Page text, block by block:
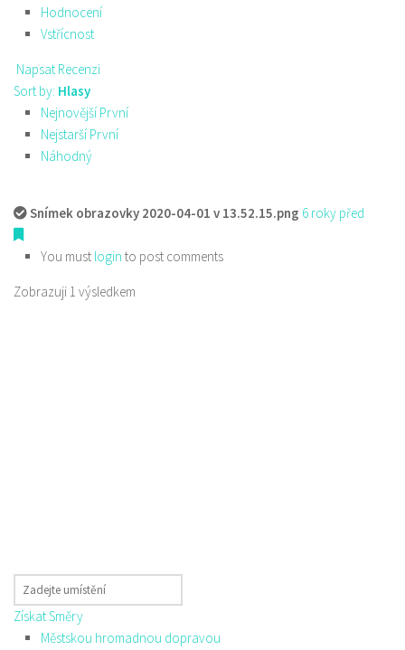
Hodnocení
Vstřícnost
Napsat Recenzi
Sort by: Hlasy
Nejnovější První
Nejstarší První
Náhodný
Snímek obrazovky 2020-04-01 v 13.52.15.png 6 roky před
You must login to post comments
Zobrazuji 1 výsledkem
Získat Směry
Městskou hromadnou dopravou